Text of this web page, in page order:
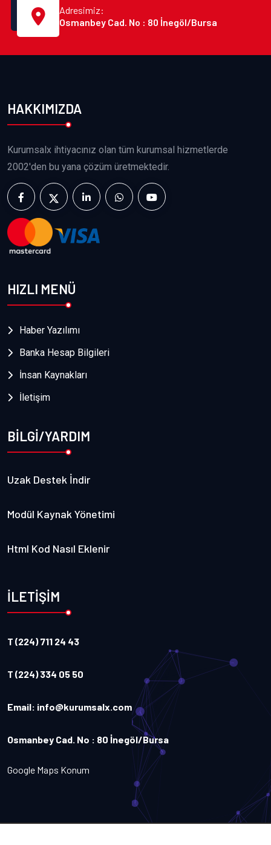
Adresimiz:
Osmanbey Cad. No : 80 İnegöl/Bursa
HAKKIMIZDA
Kurumsalx ihtiyacınız olan tüm kurumsal hizmetlerde
2002'den bu yana çözüm üretmektedir.
HIZLI MENÜ
Haber Yazılımı
Banka Hesap Bilgileri
İnsan Kaynakları
İletişim
BİLGİ/YARDIM
Uzak Destek İndir
Modül Kaynak Yönetimi
Html Kod Nasıl Eklenir
İLETİŞİM
T (224) 711 24 43
T (224) 334 05 50
Email: info@kurumsalx.com
Osmanbey Cad. No : 80 İnegöl/Bursa
Google Maps Konum